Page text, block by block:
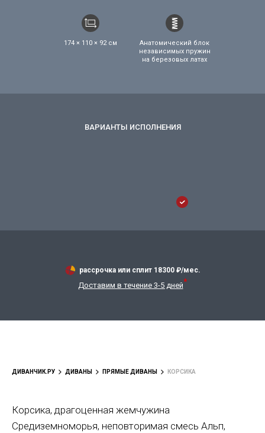
174 × 110 × 92 см
Анатомический блок
независимых пружин
на березовых латах
рассрочка или сплит 18300 ₽/мес.
Доставим в течение 3-5 дней*
ДИВАНЧИК.РУ ДИВАНЫ ПРЯМЫЕ ДИВАНЫ КОРСИКА
Корсика, драгоценная жемчужина
Средиземноморья, неповторимая смесь Альп,